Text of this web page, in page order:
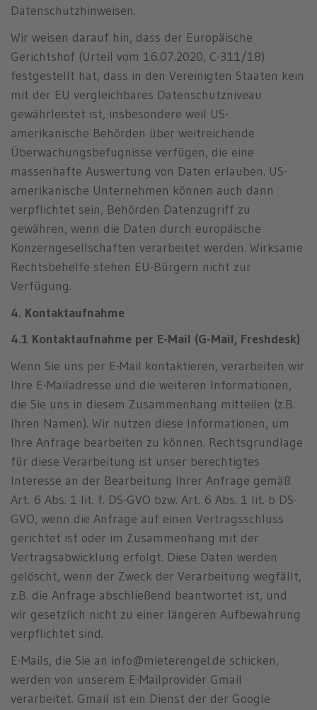
Datenschutzhinweisen.
Wir weisen darauf hin, dass der Europäische
Gerichtshof (Urteil vom 16.07.2020, C-311/18)
festgestellt hat, dass in den Vereinigten Staaten kein
mit der EU vergleichbares Datenschutzniveau
gewährleistet ist, insbesondere weil US-
amerikanische Behörden über weitreichende
Überwachungsbefugnisse verfügen, die eine
massenhafte Auswertung von Daten erlauben. US-
amerikanische Unternehmen können auch dann
verpflichtet sein, Behörden Datenzugriff zu
gewähren, wenn die Daten durch europäische
Konzerngesellschaften verarbeitet werden. Wirksame
Rechtsbehelfe stehen EU-Bürgern nicht zur
Verfügung.
4. Kontaktaufnahme
4.1 Kontaktaufnahme per E-Mail (G-Mail, Freshdesk)
Wenn Sie uns per E-Mail kontaktieren, verarbeiten wir
Ihre E-Mailadresse und die weiteren Informationen,
die Sie uns in diesem Zusammenhang mitteilen (z.B.
Ihren Namen). Wir nutzen diese Informationen, um
Ihre Anfrage bearbeiten zu können. Rechtsgrundlage
für diese Verarbeitung ist unser berechtigtes
Interesse an der Bearbeitung Ihrer Anfrage gemäß
Art. 6 Abs. 1 lit. f. DS-GVO bzw. Art. 6 Abs. 1 lit. b DS-
GVO, wenn die Anfrage auf einen Vertragsschluss
gerichtet ist oder im Zusammenhang mit der
Vertragsabwicklung erfolgt. Diese Daten werden
gelöscht, wenn der Zweck der Verarbeitung wegfällt,
z.B. die Anfrage abschließend beantwortet ist, und
wir gesetzlich nicht zu einer längeren Aufbewahrung
verpflichtet sind.
E-Mails, die Sie an info@mieterengel.de schicken,
werden von unserem E-Mailprovider Gmail
verarbeitet. Gmail ist ein Dienst der der Google